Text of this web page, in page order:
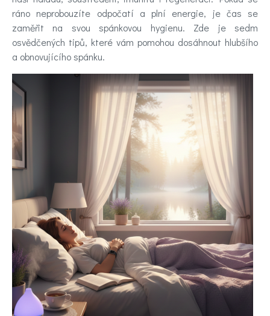
Poradna
a
chat
Test
nálady
Hledáte
účinnou
pomoc
Videa
Kontakt
ráno neprobouzíte odpočatí a plní energie, je čas se
zaměřit na svou spánkovou hygienu. Zde je sedm
osvědčených tipů, které vám pomohou dosáhnout hlubšího
a obnovujícího spánku.